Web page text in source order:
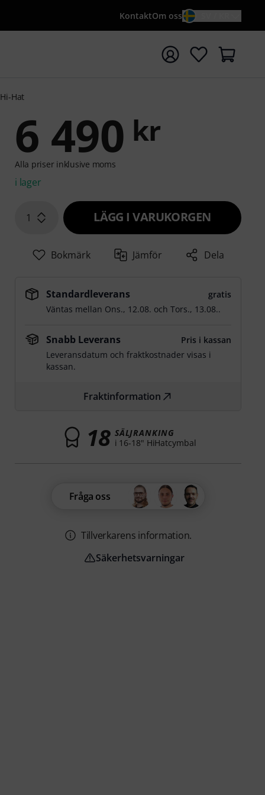
KontaktOm oss
sökningen med söktermen {searchTerm}
Hat
6 490 kr
Alla priser inklusive moms
i lager
1 LÄGG I VARUKORGEN
Bokmärk Jämför Dela
Standardleverans
gratis
Väntas mellan Ons., 12.08. ochTors., 13.08..
Snabb Leverans
Pris i kassan
Leveransdatum och fraktkostnader visas i
kassan.
Fraktinformation
18 SÄLJRANKING
i 16-18" HiHatcymbal
Fråga oss
Tillverkarens information.
Säkerhetsvarningar